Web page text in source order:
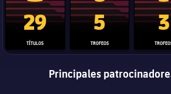
Trofeo de La Liga
29
TÍTULOS
Trofeo de la Liga de
5
TROFEOS
3
Principales